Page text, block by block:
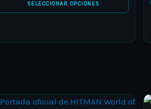
SELECCIONAR OPCIONES
chosen
Price
This